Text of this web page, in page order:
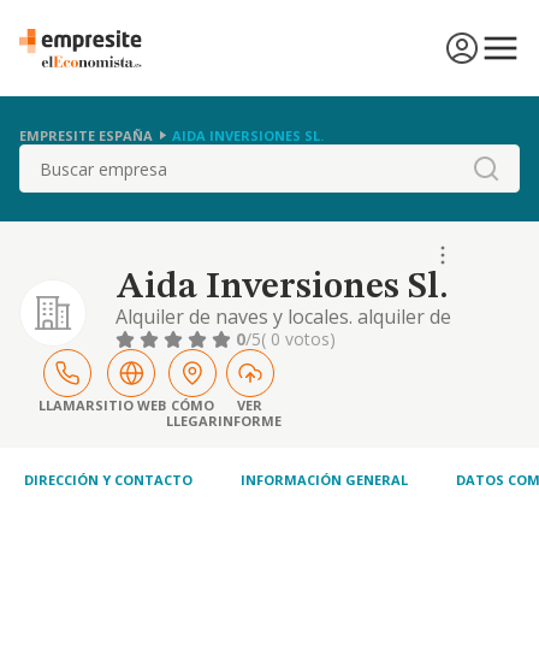
EMPRESITE ESPAÑA AIDA INVERSIONES SL.
Buscar
Aida Inversiones Sl.
Alquiler de naves y locales. alquiler de
viviendas, y la hostelería en general
0/5( 0 votos)
LLAMARSITIO WEB CÓMO
LLEGAR
VER
INFORME
DIRECCIÓN Y CONTACTO INFORMACIÓN GENERAL DATOS